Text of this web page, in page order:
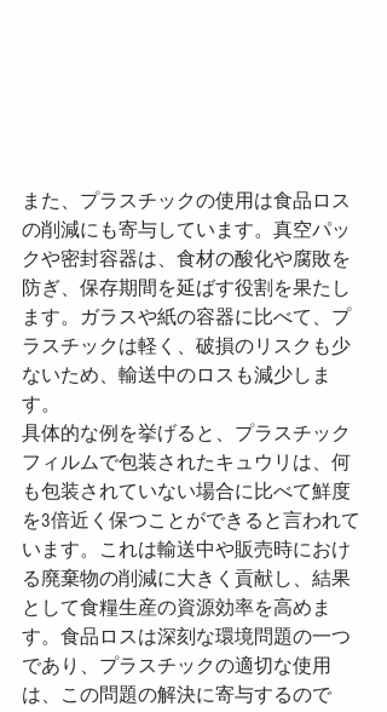
また、プラスチックの使用は食品ロス
の削減にも寄与しています。真空パッ
クや密封容器は、食材の酸化や腐敗を
防ぎ、保存期間を延ばす役割を果たし
ます。ガラスや紙の容器に比べて、プ
ラスチックは軽く、破損のリスクも少
ないため、輸送中のロスも減少しま
す。
具体的な例を挙げると、プラスチック
フィルムで包装されたキュウリは、何
も包装されていない場合に比べて鮮度
を3倍近く保つことができると言われて
います。これは輸送中や販売時におけ
る廃棄物の削減に大きく貢献し、結果
として食糧生産の資源効率を高めま
す。食品ロスは深刻な環境問題の一つ
であり、プラスチックの適切な使用
は、この問題の解決に寄与するので